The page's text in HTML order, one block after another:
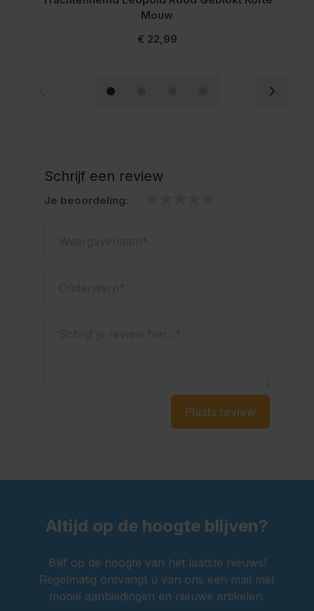
Mouw
€ 22,99
Schrijf een review
Je beoordeling:
Plaats review
Altijd op de hoogte blijven?
Blijf op de hoogte van het laatste nieuws!
Regelmatig ontvangt u van ons een mail met
mooie aanbiedingen en nieuwe artikelen.